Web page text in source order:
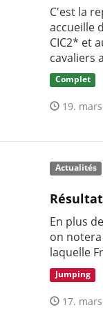
C'est la
accueille
CIC2* et
cavaliers
Complet
19.
Actualités
En plus
on
laquelle
Jumping
17.